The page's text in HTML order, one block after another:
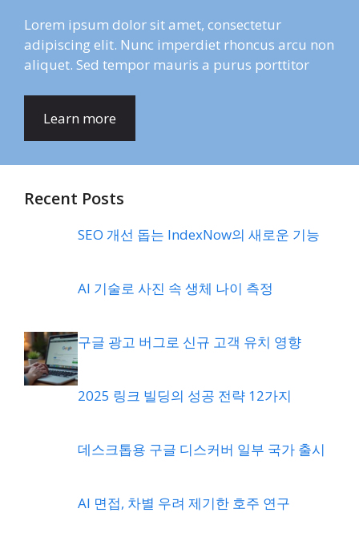
Lorem ipsum dolor sit amet, consectetur
adipiscing elit. Nunc imperdiet rhoncus arcu non
aliquet. Sed tempor mauris a purus porttitor
Learn more
Recent Posts
SEO 개선 돕는 IndexNow의 새로운 기능
AI 기술로 사진 속 생체 나이 측정
구글 광고 버그로 신규 고객 유치 영향
2025 링크 빌딩의 성공 전략 12가지
데스크톱용 구글 디스커버 일부 국가 출시
AI 면접, 차별 우려 제기한 호주 연구